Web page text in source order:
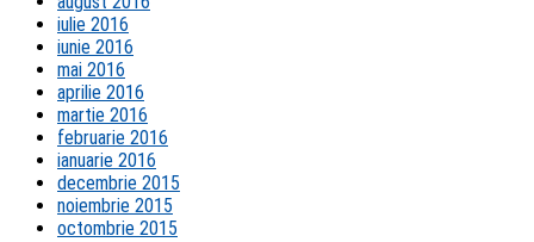
iulie 2016
iunie 2016
mai 2016
aprilie 2016
martie 2016
februarie 2016
ianuarie 2016
decembrie 2015
noiembrie 2015
octombrie 2015